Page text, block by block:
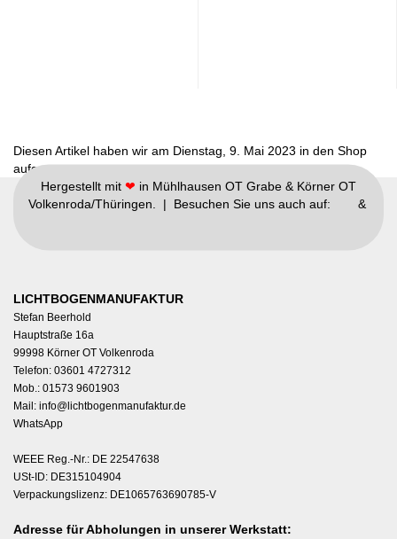
Diesen Artikel haben wir am Dienstag, 9. Mai 2023 in den Shop
aufgenommen.
Hergestellt mit ❤ in Mühlhausen OT Grabe & Körner OT
Volkenroda/Thüringen. | Besuchen Sie uns auch auf:
&
LICHTBOGENMANUFAKTUR
Stefan Beerhold
Hauptstraße 16a
99998 Körner OT Volkenroda
Telefon: 03601 4727312
Mob.: 01573 9601903
Mail: info@lichtbogenmanufaktur.de
WhatsApp
WEEE Reg.-Nr.: DE 22547638
USt-ID: DE315104904
Verpackungslizenz: DE1065763690785-V
Adresse für Abholungen in unserer Werkstatt: